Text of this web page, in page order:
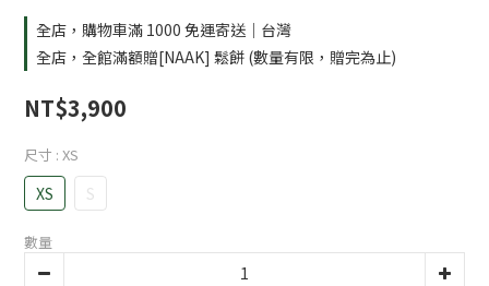
全店，購物車滿 1000 免運寄送｜台灣
全店，全館滿額贈[NAAK] 鬆餅 (數量有限，贈完為止)
NT$3,900
尺寸 : XS
XS S
數量